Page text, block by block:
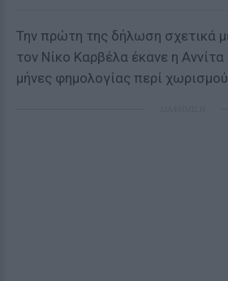
Την πρώτη της δήλωση σχετικά
τον Νίκο Καρβέλα έκανε η
μήνες φημολογίας περί